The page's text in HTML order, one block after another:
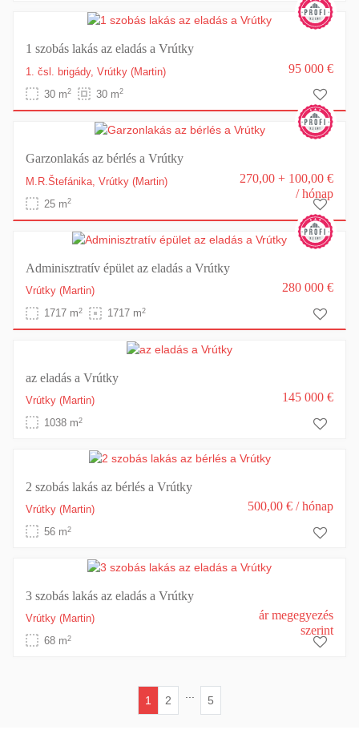
1 szobás lakás az eladás a Vrútky
1. čsl. brigády, Vrútky (Martin)
30 m2 30 m2
95 000 €
Garzonlakás az bérlés a Vrútky
M.R.Štefánika, Vrútky (Martin)
25 m2
270,00 + 100,00 €
/ hónap
Adminisztratív épület az eladás a Vrútky
Vrútky (Martin)
1717 m2 1717 m2
280 000 €
az eladás a Vrútky
Vrútky (Martin)
1038 m2
145 000 €
2 szobás lakás az bérlés a Vrútky
Vrútky (Martin)
56 m2
500,00 € / hónap
3 szobás lakás az eladás a Vrútky
Vrútky (Martin)
68 m2
ár megegyezés
szerint
1
2 5